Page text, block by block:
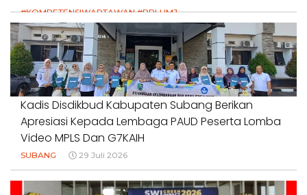
#KOMPETENSIWARTAWAN #RPLUMJ
#PENDIDIKANWARTAWAN #SWINASIONAL #SWIJABAR
1 Agustus 2026
Kadis Disdikbud Kabupaten Subang Berikan
Apresiasi Kepada Lembaga PAUD Peserta Lomba
Video MPLS Dan G7KAIH
SUBANG 29 Juli 2026